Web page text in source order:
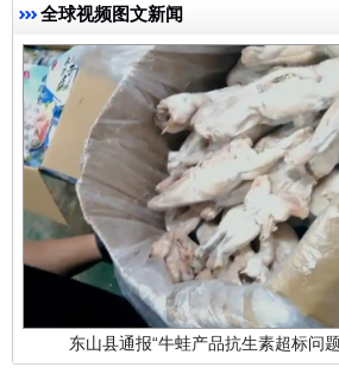
全球视频图文新闻
东山县通报“牛蛙产品抗生素超标问题”